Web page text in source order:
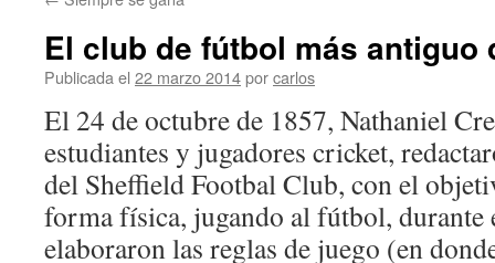
El club de fútbol más antiguo
Publicada el 22 marzo 2014porcarlos
El 24 de octubre de 1857, Nathaniel
estudiantes y jugadores cricket,
del Sheffield Footbal Club, con el
forma física, jugando al fútbol,
elaboraron las reglas de juego (en